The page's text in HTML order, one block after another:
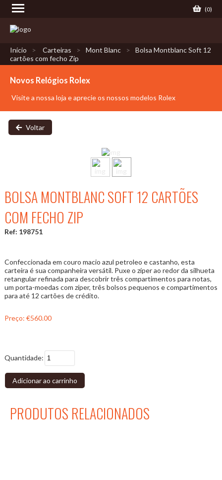
(0)
Início Carteiras Mont Blanc
Bolsa Montblanc Soft 12
cartões com fecho Zip
Novos Relógios Rolex
Visite a nossa loja e aprecie os nossos modelos Rolex
Voltar
BOLSA MONTBLANC SOFT 12 CARTÕES
COM FECHO ZIP
Ref: 198751
Confeccionada em couro macio azul petroleo e castanho, esta
carteira é sua companheira versátil. Puxe o zíper ao redor da silhueta
retangular refinada para descobrir três compartimentos para notas,
um porta-moedas com zíper, três bolsos pequenos e compartimentos
para até 12 cartões de crédito.
Preço: €560.00
Quantidade:
Adicionar ao carrinho
PRODUTOS RELACIONADOS